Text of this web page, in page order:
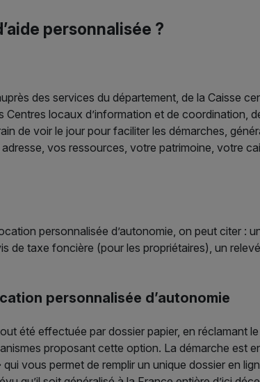
personnalisée ?
des services du département, de la Caisse
locaux d’information et de coordination,
de voir le jour pour faciliter les démarches,
vos ressources, votre patrimoine, votre
personnalisée d’autonomie, on peut citer :
de taxe foncière (pour les propriétaires), un
personnalisée d’autonomie
été effectuée par dossier papier, en réclamant
proposant cette option. La démarche est
vous permet de remplir un unique dossier en